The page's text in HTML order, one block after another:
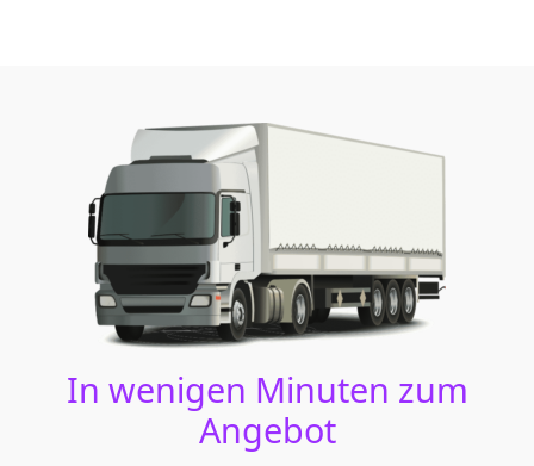
In wenigen Minuten zum
Angebot